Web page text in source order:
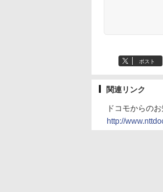
ポスト
関連リンク
ドコモからのお
http://